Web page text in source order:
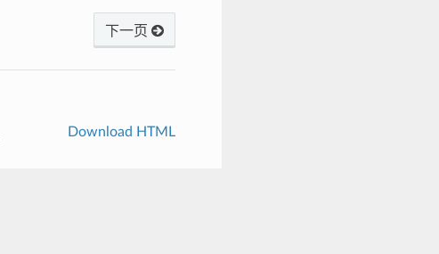
下一页
Download HTML